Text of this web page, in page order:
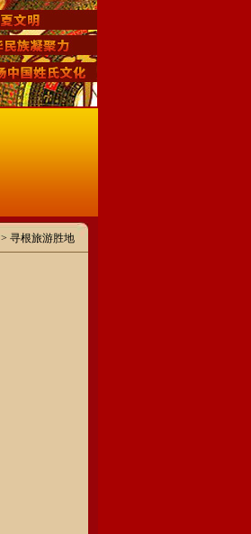
> 寻根旅游胜地